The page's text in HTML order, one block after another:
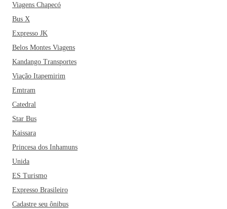
Viagens Chapecó
Bus X
Expresso JK
Belos Montes Viagens
Kandango Transportes
Viação Itapemirim
Emtram
Catedral
Star Bus
Kaissara
Princesa dos Inhamuns
Unida
ES Turismo
Expresso Brasileiro
Cadastre seu ônibus